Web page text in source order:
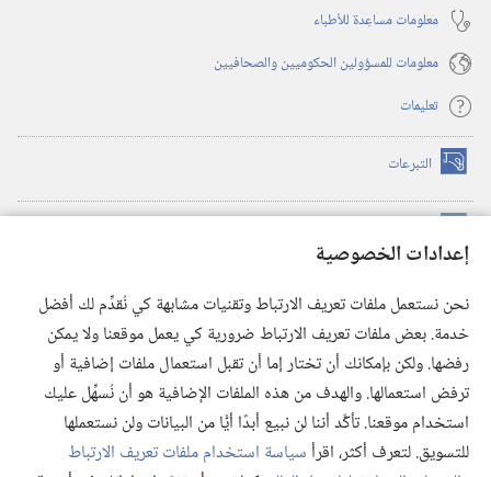
إعدادات الخصوصية
نحن نستعمل ملفات تعريف الارتباط وتقنيات مشابهة كي نُقدِّم لك أفضل
خدمة. بعض ملفات تعريف الارتباط ضرورية كي يعمل موقعنا ولا يمكن
رفضها. ولكن بإمكانك أن تختار إما أن تقبل استعمال ملفات إضافية أو
ترفض استعمالها. والهدف من هذه الملفات الإضافية هو أن نُسهِّل عليك
استخدام موقعنا. تأكَّد أننا لن نبيع أبدًا أيًّا من البيانات ولن نستعملها
للتسويق. لتعرف أكثر، اقرأسياسة استخدام ملفات تعريف الارتباط
معلومات مساعِدة للأطباء
معلومات للمسؤولين الحكوميين والصحافيين
تعليمات
التبرعات (يفتح
نافذة
(يفتح
نافذة
(يفتح
نافذة
جديدة) تطبيق ®
JW Library
مكتبة برج المراقبة